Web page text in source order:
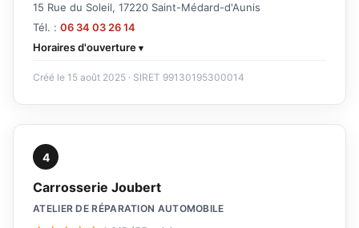
15 Rue du Soleil, 17220 Saint-Médard-d'Aunis
Tél. : 06 34 03 26 14
Horaires d'ouverture
Créé le 15 août 2025 · SIRET 99130195300014
4
Carrosserie Joubert
ATELIER DE RÉPARATION AUTOMOBILE